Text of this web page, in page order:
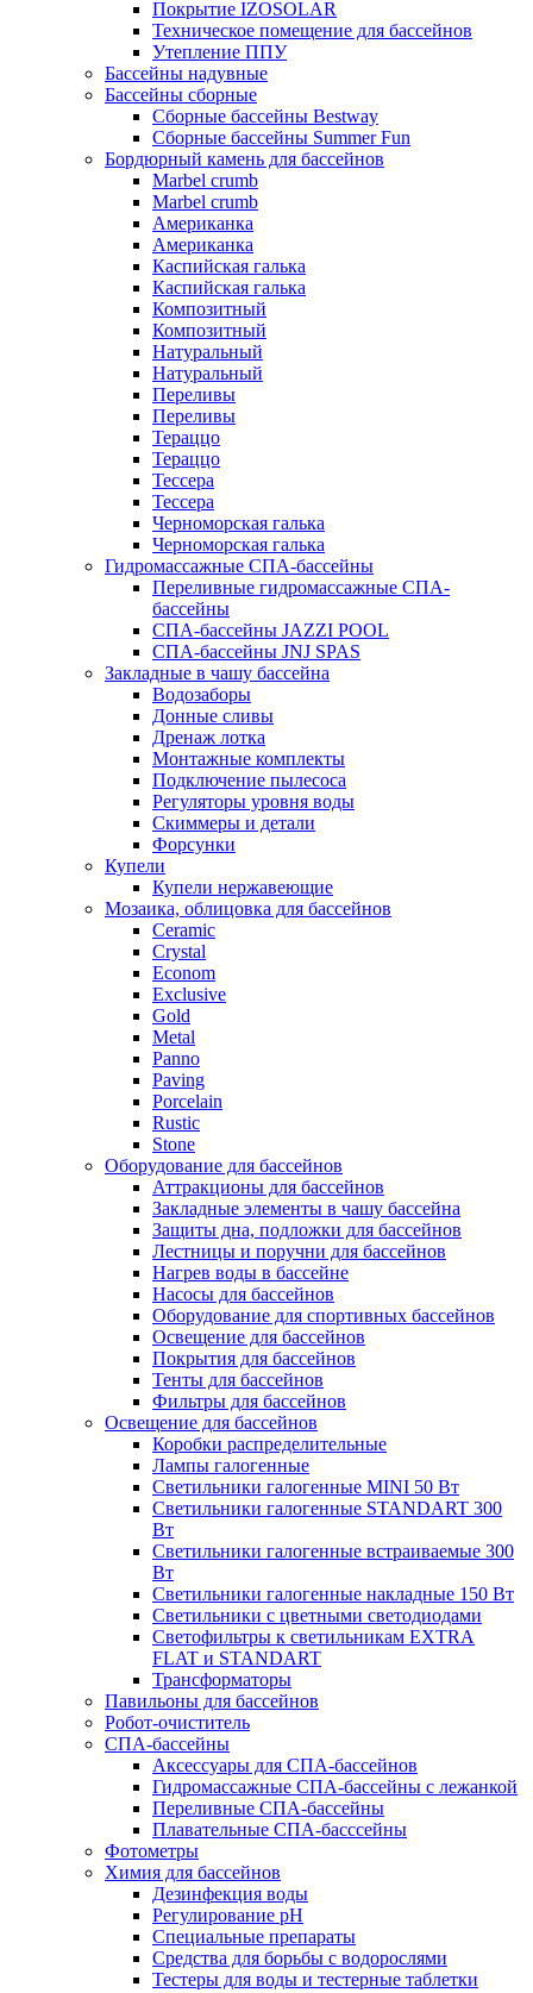
Покрытие IZOSOLAR
Техническое помещение для бассейнов
Утепление ППУ
Бассейны надувные
Бассейны сборные
Сборные бассейны Bestway
Сборные бассейны Summer Fun
Бордюрный камень для бассейнов
Marbel crumb
Marbel crumb
Американка
Американка
Каспийская галька
Каспийская галька
Композитный
Композитный
Натуральный
Натуральный
Переливы
Переливы
Тераццо
Тераццо
Тессера
Тессера
Черноморская галька
Черноморская галька
Гидромассажные СПА-бассейны
Переливные гидромассажные СПА-
бассейны
СПА-бассейны JAZZI POOL
СПА-бассейны JNJ SPAS
Закладные в чашу бассейна
Водозаборы
Донные сливы
Дренаж лотка
Монтажные комплекты
Подключение пылесоса
Регуляторы уровня воды
Скиммеры и детали
Форсунки
Купели
Купели нержавеющие
Мозаика, облицовка для бассейнов
Ceramic
Crystal
Econom
Exclusive
Gold
Metal
Panno
Paving
Porcelain
Rustic
Stone
Оборудование для бассейнов
Аттракционы для бассейнов
Закладные элементы в чашу бассейна
Защиты дна, подложки для бассейнов
Лестницы и поручни для бассейнов
Нагрев воды в бассейне
Насосы для бассейнов
Оборудование для спортивных бассейнов
Освещение для бассейнов
Покрытия для бассейнов
Тенты для бассейнов
Фильтры для бассейнов
Освещение для бассейнов
Коробки распределительные
Лампы галогенные
Светильники галогенные MINI 50 Вт
Светильники галогенные STANDART 300
Вт
Светильники галогенные встраиваемые 300
Вт
Светильники галогенные накладные 150 Вт
Светильники с цветными светодиодами
Светофильтры к светильникам EXTRA
FLAT и STANDART
Трансформаторы
Павильоны для бассейнов
Робот-очиститель
СПА-бассейны
Аксессуары для СПА-бассейнов
Гидромассажные СПА-бассейны с лежанкой
Переливные СПА-бассейны
Плавательные СПА-басссейны
Фотометры
Химия для бассейнов
Дезинфекция воды
Регулирование pH
Специальные препараты
Средства для борьбы с водорослями
Тестеры для воды и тестерные таблетки